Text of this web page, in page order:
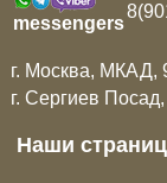
messengers
г. Москва, МКАД,
г. Сергиев
Наши